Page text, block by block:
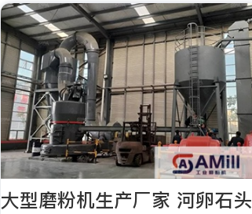
大型磨粉机生产厂家 河卵石头